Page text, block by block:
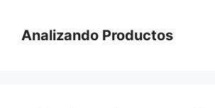
contenido
Analizando Productos